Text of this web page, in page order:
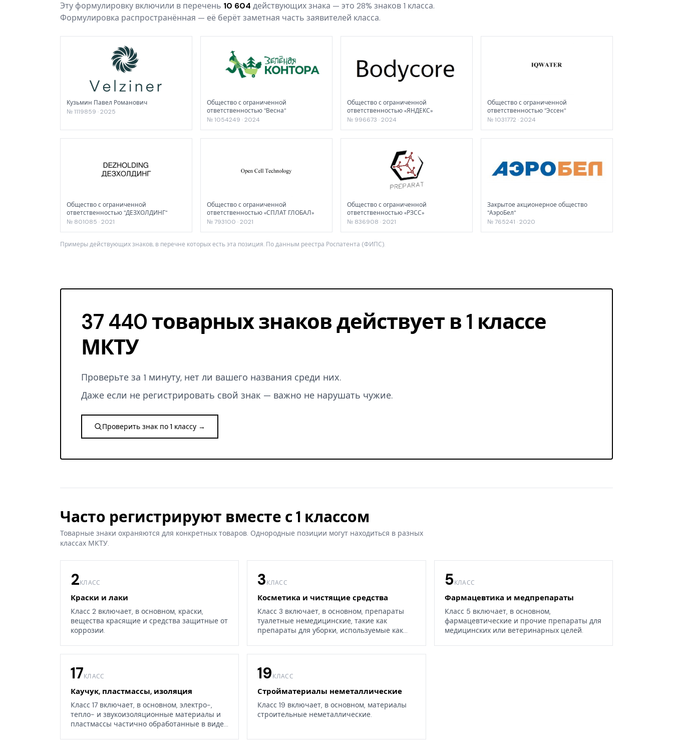
Эту формулировку включили в перечень 10 604 действующих знака — это 28% знаков 1 класса.
Формулировка распространённая — её берёт заметная часть заявителей класса.
Кузьмин Павел Романович
№ 1119859 · 2025
Общество с ограниченной
ответственностью "Весна"
№ 1054249 · 2024
Общество с ограниченной
ответственностью «ЯНДЕКС»
№ 996673 · 2024
Общество с ограниченной
ответственностью "Эссен"
№ 1031772 · 2024
Общество с ограниченной
ответственностью "ДЕЗХОЛДИНГ"
№ 801085 · 2021
Общество с ограниченной
ответственностью «СПЛАТ ГЛОБАЛ»
№ 793100 · 2021
Общество с ограниченной
ответственностью «РЗСС»
№ 836908 · 2021
Закрытое акционерное общество
"АэроБел"
№ 765241 · 2020
Примеры действующих знаков, в перечне которых есть эта позиция. По данным реестра Роспатента (ФИПС).
37 440 товарных знаков действует в 1 классе
МКТУ
Проверьте за 1 минуту, нет ли вашего названия среди них.
Даже если не регистрировать свой знак — важно не нарушать чужие.
Проверить знак по 1 классу →
Часто регистрируют вместе с 1 классом
Товарные знаки охраняются для конкретных товаров. Однородные позиции могут находиться в разных
классах МКТУ.
2КЛАСС
Краски и лаки
Класс 2 включает, в основном, краски,
вещества красящие и средства защитные от
коррозии.
3КЛАСС
Косметика и чистящие средства
Класс 3 включает, в основном, препараты
туалетные немедицинские, такие как
препараты для уборки, используемые как
5КЛАСС
Фармацевтика и медпрепараты
Класс 5 включает, в основном,
фармацевтические и прочие препараты для
медицинских или ветеринарных целей.
17КЛАСС
Каучук, пластмассы, изоляция
Класс 17 включает, в основном, электро-,
тепло- и звукоизоляционные материалы и
пластмассы частично обработанные в виде
19КЛАСС
Стройматериалы неметаллические
Класс 19 включает, в основном, материалы
строительные неметаллические.